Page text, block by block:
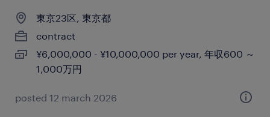
東京23区, 東京都
contract
¥6,000,000 - ¥10,000,000 per year, 年収600 ～
1,000万円
posted 12 march 2026